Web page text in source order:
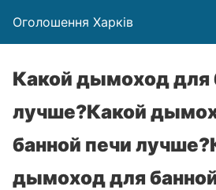
Оголошення Харків
Какой дымоход для
лучше?Какой
банной печи
дымоход для